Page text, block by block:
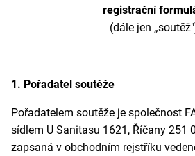
registrační
(dále jen
1. Pořadatel soutěže
Pořadatelem soutěže je společnost
sídlem U Sanitasu 1621, Říčany 251
zapsaná v obchodním rejstříku